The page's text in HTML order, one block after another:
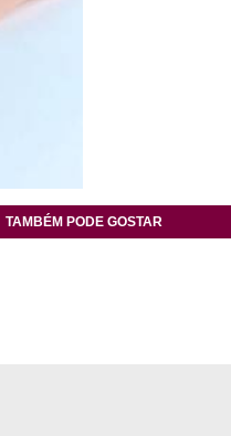
TAMBÉM PODE GOSTAR